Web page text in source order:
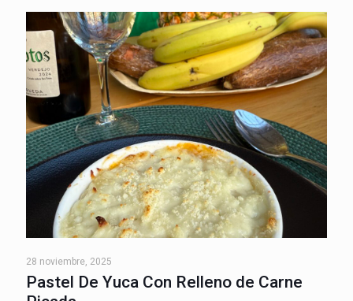
28 noviembre, 2025
Pastel De Yuca Con Relleno de Carne